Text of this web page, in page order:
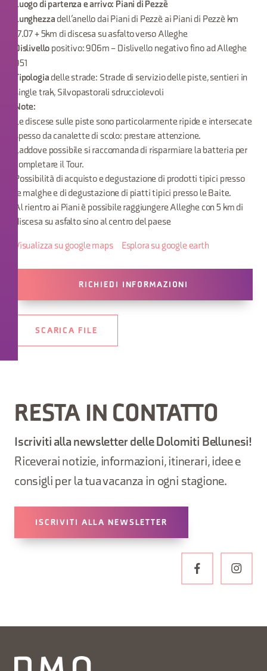
Luogo di partenza e arrivo: Piani di Pezzè
Lunghezza dell’anello dai Piani di Pezzè ai Piani di Pezzè km
17.07 + 5km di discesa su asfalto verso Alleghe
Dislivello positivo: 906m – Dislivello negativo fino ad Alleghe
951
Tipologia delle strade: Strade di servizio delle piste, sentieri in
single trak, Silvopastorali sdrucciolevoli
Note:
Le discese sulle piste sono particolarmente ripide e intersecate
spesso da canalette di scolo: prestare attenzione.
Laddove possibile si raccomanda di risparmiare la batteria per
completare il Tour.
Possibilità di acquisto e degustazione di prodotti tipici presso
le malghe e di degustazione di piatti tipici presso le Baite.
Al rientro ai Piani è possibile raggiungere Alleghe con 5 km di
discesa su asfalto sino al centro del paese
Visualizza su google maps Esplora su google earth
RICHIEDI INFORMAZIONI
SCARICA FILE
RESTA IN CONTATTO
Iscriviti alla newsletter delle Dolomiti Bellunesi!
Riceverai notizie, informazioni, itinerari, idee e
consigli per la tua vacanza in ogni stagione.
ISCRIVITI ALLA NEWSLETTER